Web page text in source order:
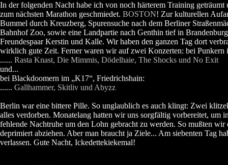
In der folgenden Nacht habe ich von noch härterem Training geträumt
zum nächsten Marathon geschmiedet. BOSTON! Zur kulturellen
Bummel durch Kreuzberg, Spurensuche nach dem Berliner
Bahnhof Zoo, sowie eine Landpartie nach Genthin tief in
Freundespaar Kerstin und Kalle. Wir haben den ganzen Tag dort
wirklich gute Zeit. Ferner waren wir auf zwei Konzerten: bei Punkern
...... Rasta Knast, Die Mimmis, Dödelhaie, The Shocks und No Exit
und...
bei Blackdoomern im „K17“, Friedrichshain:
...... Gallhammer, Skitliv und Abyzz
Berlin war eine bittere Pille. So unglaublich es auch klingt: Zwei
alles verdorben. Monatelang hatten wir uns sorgfältig vorbereitet, um
fehlende Nachtruhe um den Lohn gebracht zu werden. So mußten wir
deprimiert abziehen. Aber man braucht ja Ziele... Am siebenten Tag
verlassen. Gute Nacht, Ickedettekiekemal!